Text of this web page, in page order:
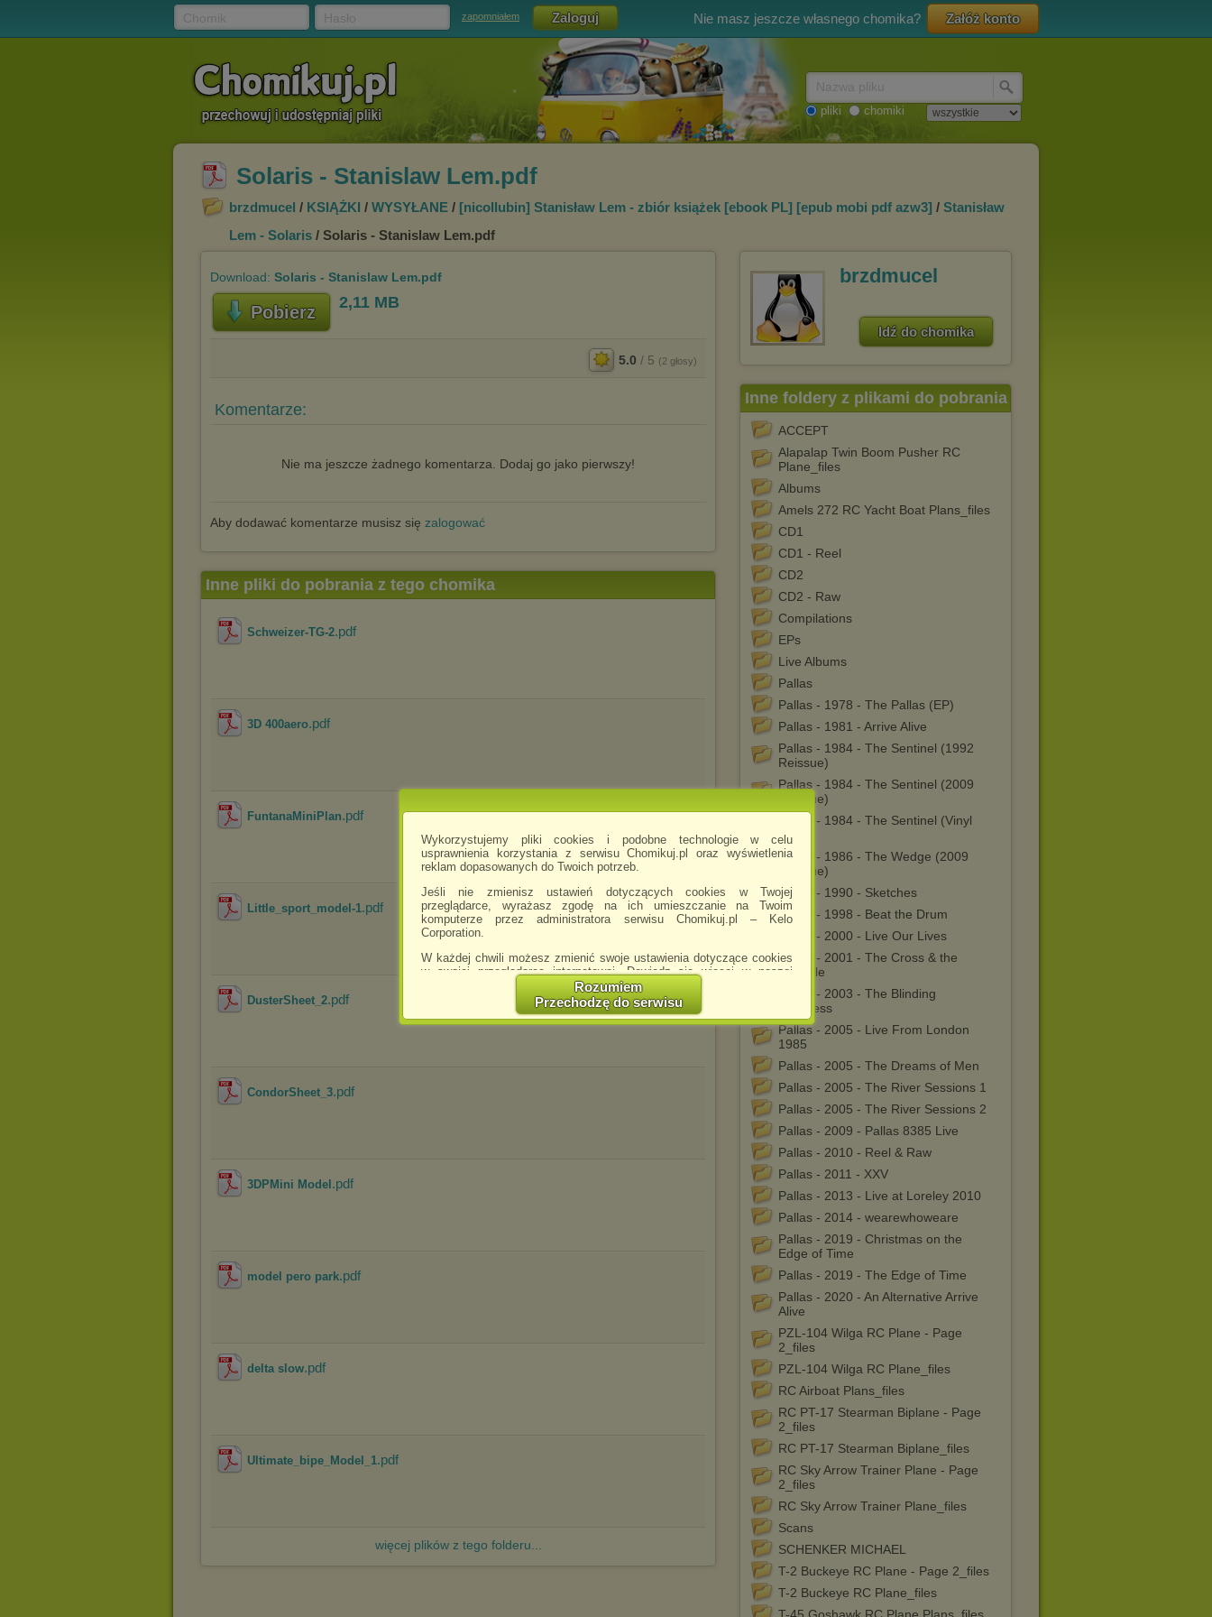
Wykorzystujemy pliki cookies i podobne technologie w celu
usprawnienia korzystania z serwisu Chomikuj.pl oraz wyświetlenia
reklam dopasowanych do Twoich potrzeb.
Jeśli nie zmienisz ustawień dotyczących cookies w Twojej
przeglądarce, wyrażasz zgodę na ich umieszczanie na Twoim
komputerze przez administratora serwisu Chomikuj.pl – Kelo
Corporation.
W każdej chwili możesz zmienić swoje ustawienia dotyczące cookies
w swojej przeglądarce internetowej. Dowiedz się więcej w naszej
http://chomikuj.pl/PolitykaPrywatnosci.aspx
Jednocześnie informujemy że zmiana ustawień przeglądarki może
spowodować ograniczenie korzystania ze strony Chomikuj.pl.
W przypadku braku twojej zgody na akceptację cookies niestety
Zaufanych Partnerów
(dostosowanie reklam do Twoich potrzeb, analiza skuteczności działań
Wyrażenie sprzeciwu spowoduje, że wyświetlana Ci reklama nie
będzie dopasowana do Twoich preferencji, a będzie to reklama
Istnieje możliwość zmiany ustawień przeglądarki internetowej w
sposób uniemożliwiający przechowywanie plików cookies na
urządzeniu końcowym. Można również usunąć pliki cookies,
dokonując odpowiednich zmian w ustawieniach przeglądarki
Pełną informację na ten temat znajdziesz pod adresem
Rozumiem
Przechodzę do serwisu
zapomniałem Nie masz jeszcze własnego chomika? Załóż konto
pliki chomiki
Solaris - Stanislaw Lem.pdf
brzdmucel / KSIĄŻKI / WYSYŁANE / [nicollubin] Stanisław Lem - zbiór książek [ebook PL] [epub mobi pdf azw3] / Stanisław
Lem - Solaris / Solaris - Stanislaw Lem.pdf
Download: Solaris - Stanislaw Lem.pdf
Pobierz 2,11 MB
5.0 / 5 (2 głosy)
Komentarze:
Nie ma jeszcze żadnego komentarza. Dodaj go jako pierwszy!
Aby dodawać komentarze musisz się zalogować
brzdmucel
Idź do chomika
Inne foldery z plikami do pobrania
ACCEPT
Alapalap Twin Boom Pusher RC
Plane_files
Albums
Amels 272 RC Yacht Boat Plans_files
CD1
CD1 - Reel
CD2
CD2 - Raw
Compilations
EPs
Live Albums
Pallas
Pallas - 1978 - The Pallas (EP)
Pallas - 1981 - Arrive Alive
Pallas - 1984 - The Sentinel (1992
Reissue)
Pallas - 1984 - The Sentinel (2009
Reissue)
Pallas - 1984 - The Sentinel (Vinyl
LP)
Pallas - 1986 - The Wedge (2009
Reissue)
Pallas - 1990 - Sketches
Pallas - 1998 - Beat the Drum
Pallas - 2000 - Live Our Lives
Pallas - 2001 - The Cross & the
Crucible
Pallas - 2003 - The Blinding
Darkness
Pallas - 2005 - Live From London
1985
Pallas - 2005 - The Dreams of Men
Pallas - 2005 - The River Sessions 1
Pallas - 2005 - The River Sessions 2
Pallas - 2009 - Pallas 8385 Live
Pallas - 2010 - Reel & Raw
Pallas - 2011 - XXV
Pallas - 2013 - Live at Loreley 2010
Pallas - 2014 - wearewhoweare
Pallas - 2019 - Christmas on the
Edge of Time
Pallas - 2019 - The Edge of Time
Pallas - 2020 - An Alternative Arrive
Alive
PZL-104 Wilga RC Plane - Page
2_files
PZL-104 Wilga RC Plane_files
RC Airboat Plans_files
RC PT-17 Stearman Biplane - Page
2_files
RC PT-17 Stearman Biplane_files
RC Sky Arrow Trainer Plane - Page
2_files
RC Sky Arrow Trainer Plane_files
Scans
SCHENKER MICHAEL
T-2 Buckeye RC Plane - Page 2_files
T-2 Buckeye RC Plane_files
Inne pliki do pobrania z tego chomika
Schweizer-TG-2.pdf
3D 400aero.pdf
FuntanaMiniPlan.pdf
Little_sport_model-1.pdf
DusterSheet_2.pdf
CondorSheet_3.pdf
3DPMini Model .pdf
model pero park.pdf
delta slow.pdf
Ultimate_bipe_Model_1.pdf
więcej plików z tego folderu...